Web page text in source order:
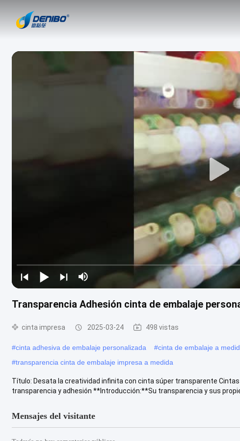
Transparencia Adhesión cinta de embalaje
cinta impresa 2025-03-24 498 vistas
#cinta adhesiva de embalaje personalizada #cinta de embalaje a
#transparencia cinta de embalaje impresa a medida
Título: Desata la creatividad infinita con cinta súper transparente
transparencia y adhesión **Introducción:**Su transparencia y sus
Mensajes del visitante